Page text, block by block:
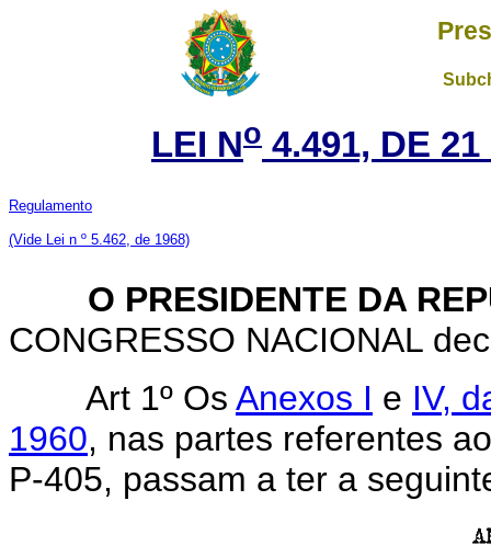
LEI No 4.491, DE
Regulamento
(Vide Lei n º 5.462, de 1968)
O PRESIDENTE DA
CONGRESSO NACIONAL
Art 1º Os Anexos I e IV,
1960, nas partes referentes
P-405, passam a ter a